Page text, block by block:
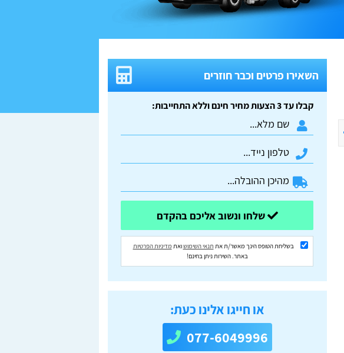
השאירו פרטים וכבר חוזרים
קבלו עד 3 הצעות מחיר חינם וללא התחייבות:
שלחו ונשוב אליכם בהקדם
בשליחת הטופס הינך מאשר/ת את תנאי השימושואת מדיניות הפרטיות
באתר. השירות ניתן בחינם!
או חייגו אלינו כעת:
077-6049996